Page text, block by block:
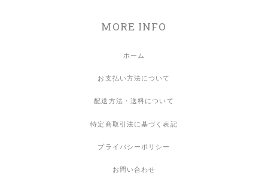
MORE INFO
ホーム
お支払い方法について
配送方法・送料について
特定商取引法に基づく表記
プライバシーポリシー
お問い合わせ